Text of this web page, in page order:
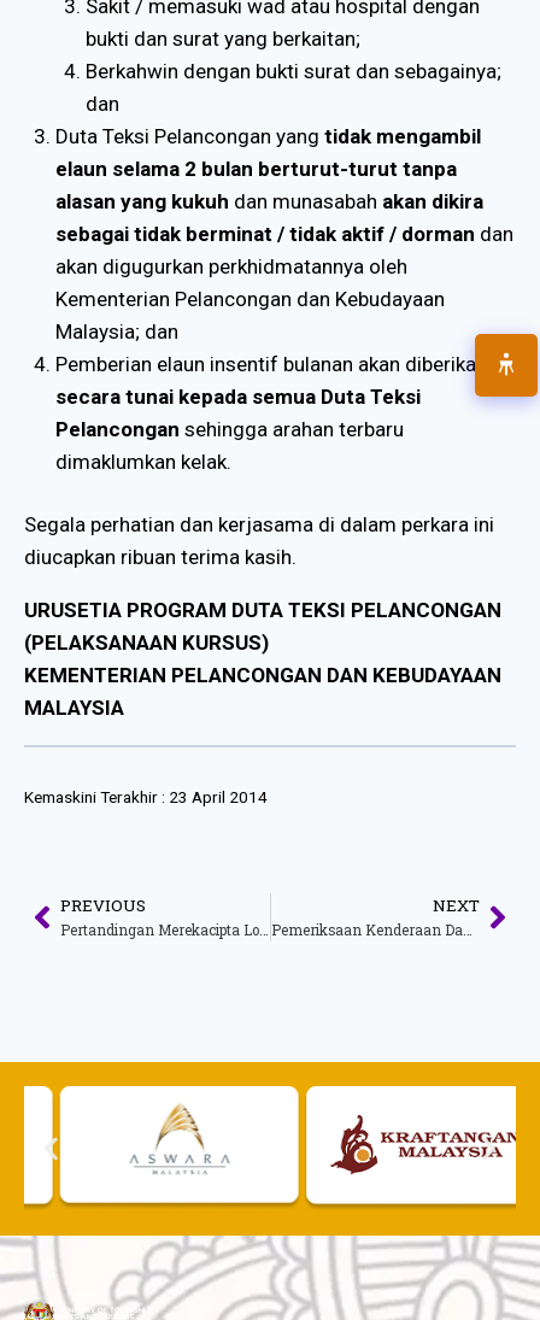
Sakit / memasuki wad atau hospital dengan
bukti dan surat yang berkaitan;
Berkahwin dengan bukti surat dan sebagainya;
dan
Duta Teksi Pelancongan yang tidak mengambil
elaun selama 2 bulan berturut-turut tanpa
alasan yang kukuh dan munasabah akan dikira
sebagai tidak berminat / tidak aktif / dorman dan
akan digugurkan perkhidmatannya oleh
Kementerian Pelancongan dan Kebudayaan
Malaysia; dan
Pemberian elaun insentif bulanan akan diberikan
secara tunai kepada semua Duta Teksi
Pelancongan sehingga arahan terbaru
dimaklumkan kelak.
Segala perhatian dan kerjasama di dalam perkara ini
diucapkan ribuan terima kasih.
URUSETIA PROGRAM DUTA TEKSI PELANCONGAN
(PELAKSANAAN KURSUS)
KEMENTERIAN PELANCONGAN DAN KEBUDAYAAN
MALAYSIA
Kemaskini Terakhir : 23 April 2014
PREVIOUS
Pertandingan Merekacipta Logo Program Pengalaman Homestay Malaysia dan Kampungstay
NEXT
Pemeriksaan Kenderaan Dan Pemberian Elaun Insentif Bulanan Duta Teksi Pelancongan Pada Bulan November 2013